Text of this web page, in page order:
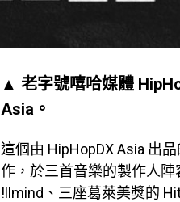
▲ 老字號嘻哈媒體
Asia。
這個由 HipHopDX Asia 出
作，於三首音樂的製作人
!llmind、三座葛萊美獎的